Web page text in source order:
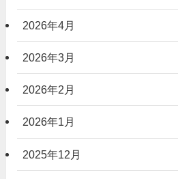
2026年4月
2026年3月
2026年2月
2026年1月
2025年12月